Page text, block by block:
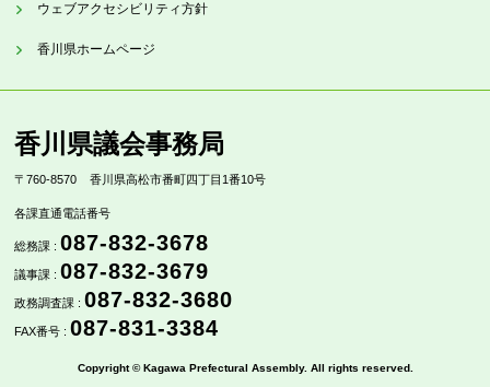
ウェブアクセシビリティ方針
香川県ホームページ
香川県議会事務局
〒760-8570 香川県高松市番町四丁目1番10号
各課直通電話番号
総務課 : 087-832-3678
議事課 : 087-832-3679
政務調査課 : 087-832-3680
FAX番号 : 087-831-3384
Copyright © Kagawa Prefectural Assembly. All rights reserved.